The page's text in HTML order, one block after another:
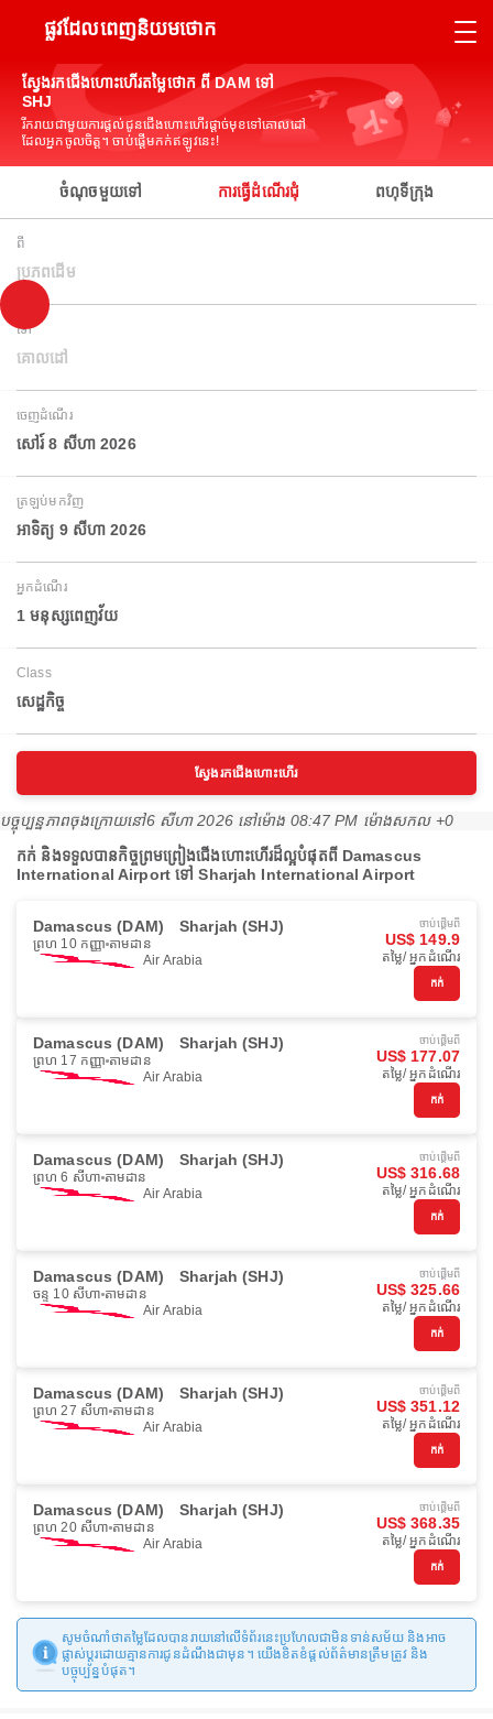
ផ្លូវដែលពេញនិយមថោក
ស្វែងរកជើងហោះហើរតម្លៃថោក ពី DAM ទៅ
SHJ
រីករាយជាមួយការផ្តល់ជូនជើងហោះហើរផ្តាច់មុខទៅគោលដៅ
ដែលអ្នកចូលចិត្ត។ ចាប់ផ្តើមកក់ឥឡូវនេះ!
ចំណុចមួយទៅ ការធ្វើដំណើរជុំ ពហុទីក្រុង
ពី
ប្រភពដើម
ទៅ
គោលដៅ
ចេញដំណើរ
សៅរ៍ 8 សីហា 2026
ត្រឡប់មកវិញ
អាទិត្យ 9 សីហា 2026
អ្នកដំណើរ
1 មនុស្សពេញវ័យ
Class
សេដ្ឋកិច្ច
ស្វែងរកជើងហោះហើរ
បច្ចុប្បន្នភាពចុងក្រោយនៅ6 សីហា 2026 នៅ​ម៉ោង 08:47 PM ម៉ោង​សកល +0
កក់ និងទទួលបានកិច្ចព្រមព្រៀងជើងហោះហើរដ៏ល្អបំផុតពី Damascus
International Airport ទៅ Sharjah International Airport
Damascus (DAM) Sharjah (SHJ)
ព្រហ 10 កញ្ញា តាមដាន
Air Arabia
ចាប់ផ្ដើមពី
US$ 149.9
តម្លៃ/ អ្នកដំណើរ
កក់
Damascus (DAM) Sharjah (SHJ)
ព្រហ 17 កញ្ញា តាមដាន
Air Arabia
ចាប់ផ្ដើមពី
US$ 177.07
តម្លៃ/ អ្នកដំណើរ
កក់
Damascus (DAM) Sharjah (SHJ)
ព្រហ 6 សីហា តាមដាន
Air Arabia
ចាប់ផ្ដើមពី
US$ 316.68
តម្លៃ/ អ្នកដំណើរ
កក់
Damascus (DAM) Sharjah (SHJ)
ចន្ទ 10 សីហា តាមដាន
Air Arabia
ចាប់ផ្ដើមពី
US$ 325.66
តម្លៃ/ អ្នកដំណើរ
កក់
Damascus (DAM) Sharjah (SHJ)
ព្រហ 27 សីហា តាមដាន
Air Arabia
ចាប់ផ្ដើមពី
US$ 351.12
តម្លៃ/ អ្នកដំណើរ
កក់
Damascus (DAM) Sharjah (SHJ)
ព្រហ 20 សីហា តាមដាន
Air Arabia
ចាប់ផ្ដើមពី
US$ 368.35
តម្លៃ/ អ្នកដំណើរ
កក់
សូមចំណាំថាតម្លៃដែលបានរាយនៅលើទំព័រនេះប្រហែលជាមិនទាន់សម័យ និងអាច
ផ្លាស់ប្តូរដោយគ្មានការជូនដំណឹងជាមុន។ យើងខិតខំផ្តល់ព័ត៌មានត្រឹមត្រូវ និង
បច្ចុប្បន្នបំផុត។